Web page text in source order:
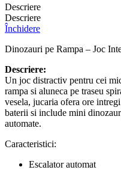
Descriere
Descriere
Închidere
Dinozauri pe Rampa – Joc
Descriere:
Un joc distractiv pentru cei
rampa si aluneca pe traseu
vesela, jucaria ofera ore
baterii si include mini
automate.
Caracteristici:
Escalator automat